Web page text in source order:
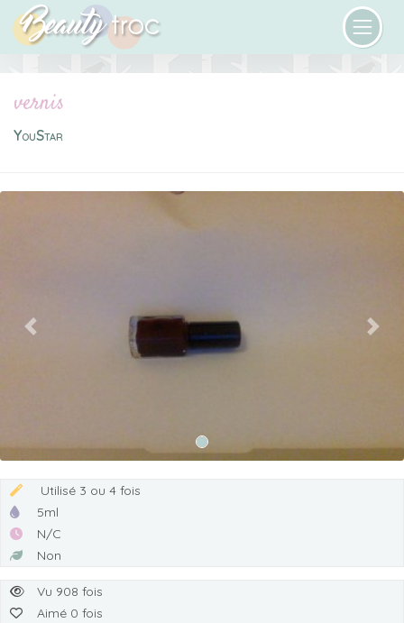
vernis
YouStar
Previous Next
Utilisé 3 ou 4 fois
5ml
N/C
Non
Vu 908 fois
Aimé 0 fois